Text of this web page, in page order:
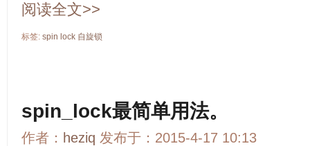
阅读全文>>
标签: spin lock 自旋锁
spin_lock最简单用法。
作者： heziq 发布于：2015-4-17 10:13